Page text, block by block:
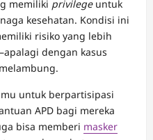
memiliki privilege untuk
kesehatan. Kondisi ini
risiko yang lebih
dengan kasus
untuk berpartisipasi
APD bagi mereka
bisa memberi masker